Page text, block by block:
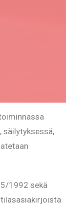
säilytyksessä,
1992 sekä